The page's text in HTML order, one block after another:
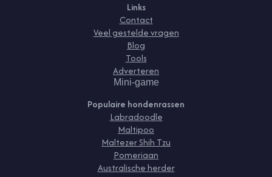
Links
Contact
Veel gestelde vragen
Blog
Tools
Adverteren
Mini-game
Populaire hondenrassen
Labradoodle
Maltipoo
Maltezer Shih Tzu
Pomeriaan
Australische herder